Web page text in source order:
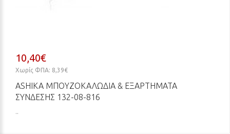
10,40€
Χωρίς ΦΠΑ: 8,39€
ASHIKA ΜΠΟΥΖΟΚΑΛΏΔΙΑ & ΕΞΑΡΤΉΜΑΤΑ
ΣΎΝΔΕΣΗΣ 132-08-816
..